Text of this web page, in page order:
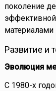
поколение
материалами
Развитие и
Эволюция
С 1980-х